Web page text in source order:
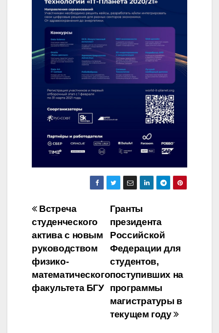
Навигация
по
записям
Гранты
президента
Российской
Федерации для
студентов,
поступивших на
программы
магистратуры в
текущем году
Встреча
студенческого
актива с новым
руководством
физико-
математического
факультета БГУ